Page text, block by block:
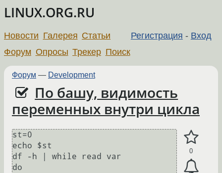
LINUX.ORG.RU
Регистрация - Вход
Новости Галерея Статьи
Форум Опросы Трекер Поиск
Форум — Development
По башу, видимость
переменных внутри цикла
0
st=0
echo $st
df -h | while read var
do